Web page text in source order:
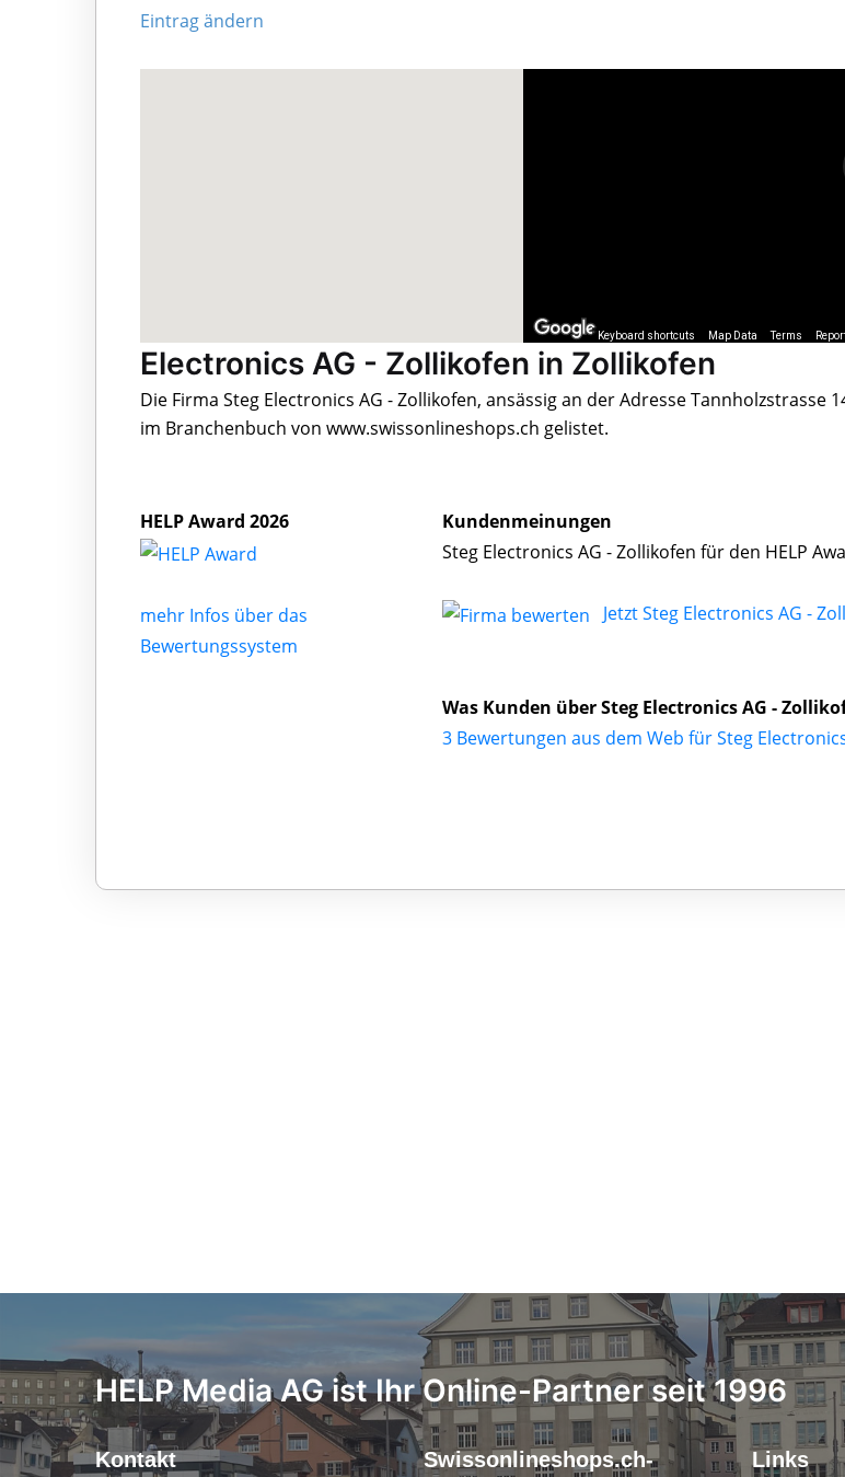
Eintrag ändern
Keyboard shortcuts Map Data Terms
Electronics AG - Zollikofen in Zollikofen
Die Firma Steg Electronics AG - Zollikofen, ansässig an der Adresse Tannholzstrasse
im Branchenbuch von www.swissonlineshops.ch gelistet.
HELP Award 2026
mehr Infos über das
Bewertungssystem
Kundenmeinungen
Steg Electronics AG - Zollikofen für den HELP
Jetzt Steg Electronics AG -
Was Kunden über Steg Electronics AG -
3 Bewertungen aus dem Web für Steg
HELP Media AG ist Ihr Online-Partner seit 1996
Kontakt Swissonlineshops.ch- Links